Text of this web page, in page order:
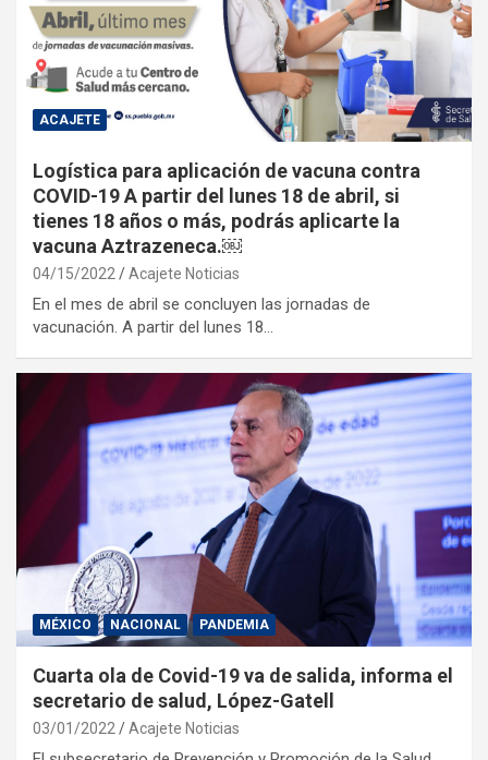
ACAJETE
Logística para aplicación de vacuna contra
COVID-19 A partir del lunes 18 de abril, si
tienes 18 años o más, podrás aplicarte la
vacuna Aztrazeneca.￼
04/15/2022 Acajete Noticias
En el mes de abril se concluyen las jornadas de
vacunación. A partir del lunes 18…
MÉXICO NACIONAL PANDEMIA
Cuarta ola de Covid-19 va de salida, informa el
secretario de salud, López-Gatell
03/01/2022 Acajete Noticias